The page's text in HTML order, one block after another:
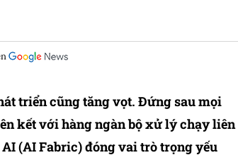
triển cũng tăng vọt. Đứng sau mọi
kết với hàng ngàn bộ xử lý chạy liên
(AI Fabric) đóng vai trò trọng yếu